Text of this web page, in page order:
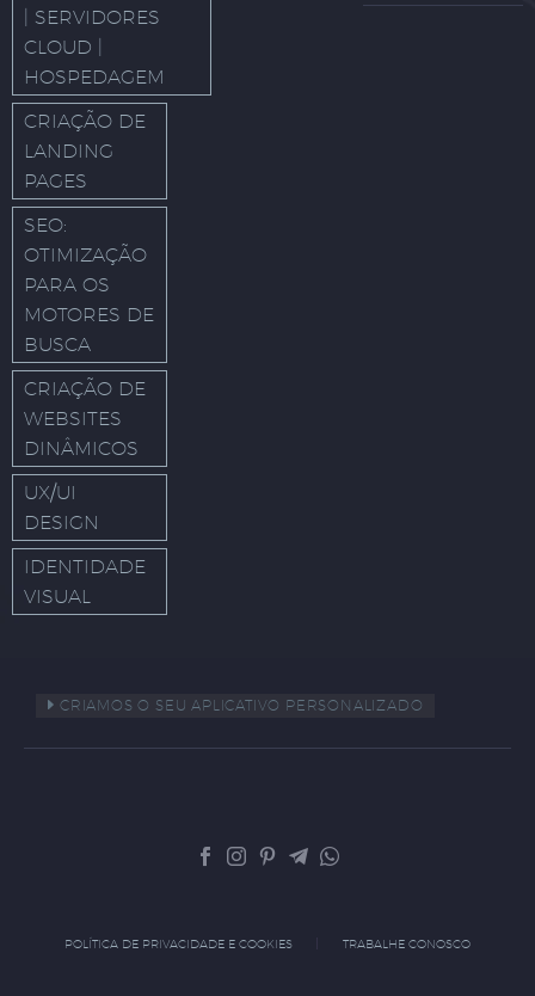
| SERVIDORES
CLOUD |
HOSPEDAGEM
CRIAÇÃO DE
LANDING
PAGES
SEO:
OTIMIZAÇÃO
PARA OS
MOTORES DE
BUSCA
CRIAÇÃO DE
WEBSITES
DINÂMICOS
UX/UI
DESIGN
IDENTIDADE
VISUAL
CRIAMOS O SEU APLICATIVO PERSONALIZADO
POLÍTICA DE PRIVACIDADE E COOKIES TRABALHE CONOSCO